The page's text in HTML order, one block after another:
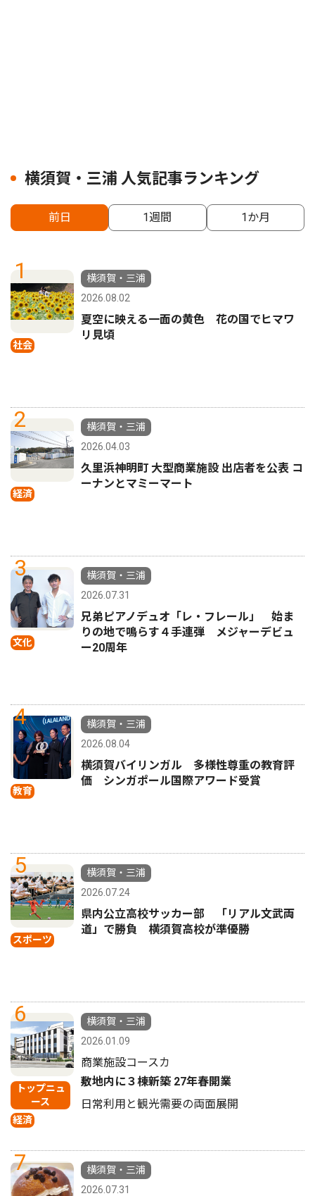
横須賀・三浦 人気記事ランキング
前日 1週間 1か月
1
社会
横須賀・三浦
2026.08.02
夏空に映える一面の黄色 花の国でヒマワ
リ見頃
2
経済
横須賀・三浦
2026.04.03
久里浜神明町 大型商業施設 出店者を公表 コ
ーナンとマミーマート
3
文化
横須賀・三浦
2026.07.31
兄弟ピアノデュオ「レ・フレール」 始ま
りの地で鳴らす４手連弾 メジャーデビュ
ー20周年
4
教育
横須賀・三浦
2026.08.04
横須賀バイリンガル 多様性尊重の教育評
価 シンガポール国際アワード受賞
5
スポーツ
横須賀・三浦
2026.07.24
県内公立高校サッカー部 「リアル文武両
道」で勝負 横須賀高校が準優勝
6
トップニュ
ース
経済
横須賀・三浦
2026.01.09
商業施設コースカ
敷地内に３棟新築 27年春開業
日常利用と観光需要の両面展開
7
横須賀・三浦
2026.07.31